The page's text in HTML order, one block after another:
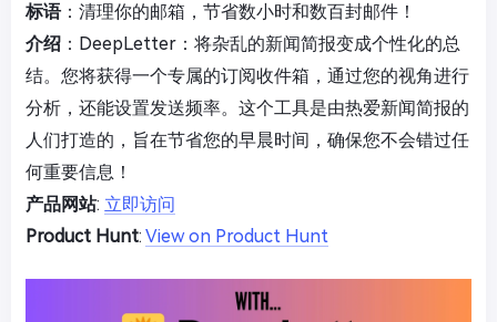
标语：清理你的邮箱，节省数小时和数百封邮件！
介绍 ：DeepLetter：将杂乱的新闻简报变成个性化的总
结。您将获得一个专属的订阅收件箱，通过您的视角进行
分析，还能设置发送频率。这个工具是由热爱新闻简报的
人们打造的，旨在节省您的早晨时间，确保您不会错过任
何重要信息！
产品网站: 立即访问
Product Hunt: View on Product Hunt